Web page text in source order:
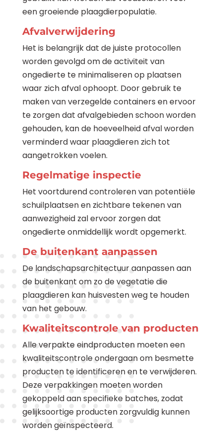
een groeiende plaagdierpopulatie.
Afvalverwijdering
Het is belangrijk dat de juiste protocollen
worden gevolgd om de activiteit van
ongedierte te minimaliseren op plaatsen
waar zich afval ophoopt. Door gebruik te
maken van verzegelde containers en ervoor
te zorgen dat afvalgebieden schoon worden
gehouden, kan de hoeveelheid afval worden
verminderd waar plaagdieren zich tot
aangetrokken voelen.
Regelmatige inspectie
Het voortdurend controleren van potentiële
schuilplaatsen en zichtbare tekenen van
aanwezigheid zal ervoor zorgen dat
ongedierte onmiddellijk wordt opgemerkt.
De buitenkant aanpassen
De landschapsarchitectuur aanpassen aan
de buitenkant om zo de vegetatie die
plaagdieren kan huisvesten weg te houden
van het gebouw.
Kwaliteitscontrole van producten
Alle verpakte eindproducten moeten een
kwaliteitscontrole ondergaan om besmette
producten te identificeren en te verwijderen.
Deze verpakkingen moeten worden
gekoppeld aan specifieke batches, zodat
gelijksoortige producten zorgvuldig kunnen
worden geïnspecteerd.